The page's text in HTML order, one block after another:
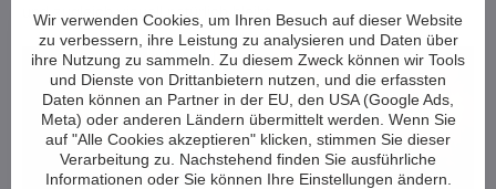
und zugleich visuell natürlich bleibt.
Wir verwenden Cookies, um Ihren Besuch auf dieser Website
zu verbessern, ihre Leistung zu analysieren und Daten über
ihre Nutzung zu sammeln. Zu diesem Zweck können wir Tools
und Dienste von Drittanbietern nutzen, und die erfassten
Daten können an Partner in der EU, den USA (Google Ads,
Meta) oder anderen Ländern übermittelt werden. Wenn Sie
auf "Alle Cookies akzeptieren" klicken, stimmen Sie dieser
Verarbeitung zu. Nachstehend finden Sie ausführliche
Informationen oder Sie können Ihre Einstellungen ändern.